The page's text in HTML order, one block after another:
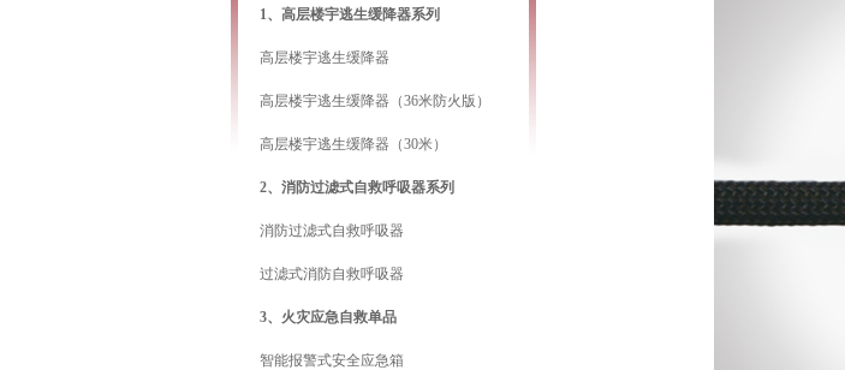
1、高层楼宇逃生缓降器系列
高层楼宇逃生缓降器
高层楼宇逃生缓降器（36米防火版）
高层楼宇逃生缓降器（30米）
2、消防过滤式自救呼吸器系列
消防过滤式自救呼吸器
过滤式消防自救呼吸器
3、火灾应急自救单品
智能报警式安全应急箱